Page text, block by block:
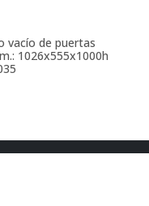
vacío de puertas
1026x555x1000h